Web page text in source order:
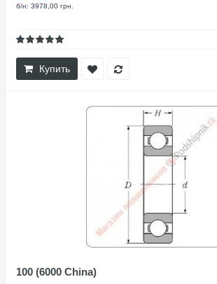
б/н: 3978,00 грн.
Купить
100 (6000 China)